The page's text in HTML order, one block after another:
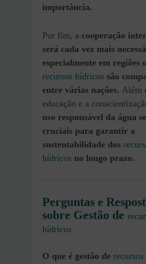
importância.
Por fim, a cooperação
será cada vez mais
especialmente em regiões
recursos hídricos são
entre várias nações. Além
educação e a
uso responsável da água
cruciais para garantir a
sustentabilidade dos
hídricos no longo prazo.
Perguntas e
sobre Gestão de
hídricos
O que é gestão de